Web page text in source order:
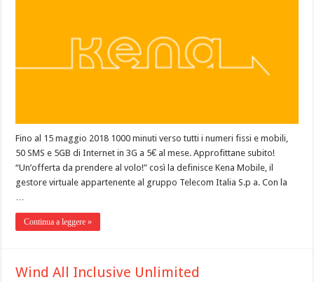
Fino al 15 maggio 2018 1000 minuti verso tutti i numeri fissi e mobili,
50 SMS e 5GB di Internet in 3G a 5€ al mese. Approfittane subito!
“Un’offerta da prendere al volo!” così la definisce Kena Mobile, il
gestore virtuale appartenente al gruppo Telecom Italia S.p a. Con la
…
Continua a leggere »
Wind All Inclusive Unlimited